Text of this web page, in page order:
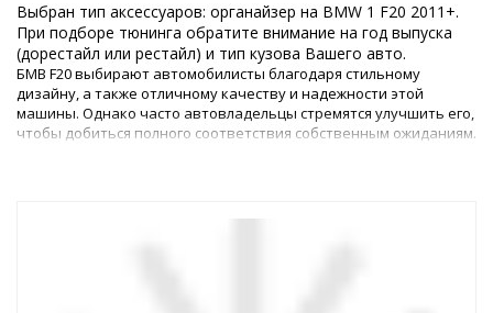
Выбран тип аксессуаров: органайзер на BMW 1 F20 2011+.
При подборе тюнинга обратите внимание на год выпуска
(дорестайл или рестайл) и тип кузова Вашего авто.
БМВ F20 выбирают автомобилисты благодаря стильному
дизайну, а также отличному качеству и надежности этой
машины. Однако часто автовладельцы стремятся улучшить его,
чтобы добиться полного соответствия собственным ожиданиям.